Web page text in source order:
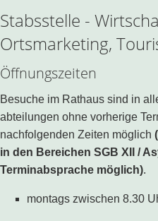
Stabsstelle -
Ortsmarketing,
Öffnungszeiten
Besuche im Rathaus sind in
abteilungen ohne vorherige
nachfolgenden Zeiten möglich
in den Bereichen SGB XII /
Terminabsprache möglich).
montags zwischen 8.30